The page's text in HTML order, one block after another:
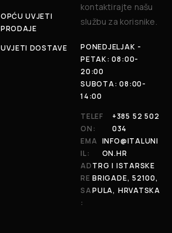
OPĆU UVJETI
PRODAJE
UVJETI DOSTAVE
kontaktirajte našu
službu za korisnike.
PONEDJELJAK -
PETAK: 08:00-
20:00
SUBOTA: 08:00-
14:00
TELEF
ON:
+385 52 502
034
EMA
IL:
INFO@ITALUNI
ON.HR
AD
RE
SA
:
TRG I ISTARSKE
BRIGADE, 52100,
PULA, HRVATSKA